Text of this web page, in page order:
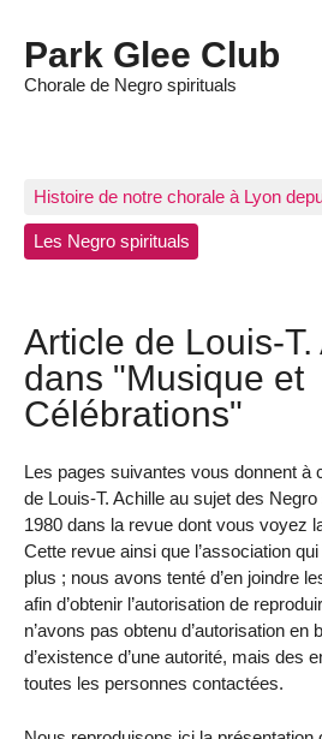
Park Glee Club
Chorale de Negro spirituals
Histoire de notre chorale à Lyon
Les Negro spirituals
Article de Louis-T.
dans "Musique et
Célébrations"
Les pages suivantes vous donnent à
de Louis-T. Achille au sujet des
1980 dans la revue dont vous voyez
Cette revue ainsi que l’association
plus ; nous avons tenté d’en joindre
afin d’obtenir l’autorisation de
n’avons pas obtenu d’autorisation en
d’existence d’une autorité, mais des
toutes les personnes contactées.